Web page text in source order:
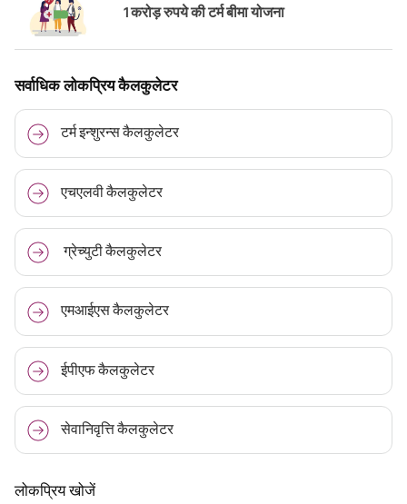
1 करोड़ रुपये की टर्म बीमा योजना
सर्वाधिक लोकप्रिय कैलकुलेटर
टर्म इन्शुरन्स कैलकुलेटर
एचएलवी कैलकुलेटर
ग्रेच्युटी कैलकुलेटर
एमआईएस कैलकुलेटर
ईपीएफ कैलकुलेटर
सेवानिवृत्ति कैलकुलेटर
लोकप्रिय खोजें